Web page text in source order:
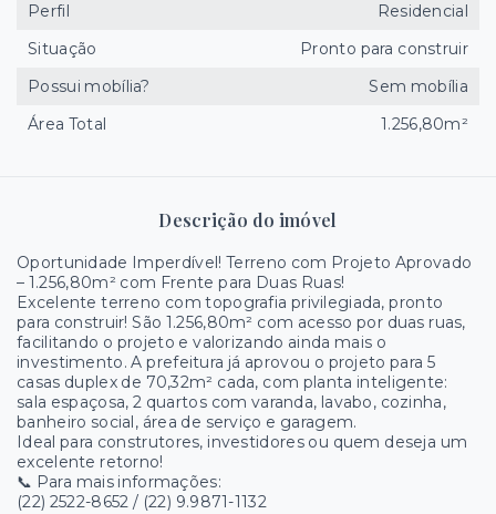
Descrição do imóvel
Oportunidade Imperdível! Terreno com Projeto Aprovado
– 1.256,80m² com Frente para Duas Ruas!
Excelente terreno com topografia privilegiada, pronto
para construir! São 1.256,80m² com acesso por duas ruas,
facilitando o projeto e valorizando ainda mais o
investimento. A prefeitura já aprovou o projeto para 5
casas duplex de 70,32m² cada, com planta inteligente:
sala espaçosa, 2 quartos com varanda, lavabo, cozinha,
banheiro social, área de serviço e garagem.
Ideal para construtores, investidores ou quem deseja um
excelente retorno!
📞 Para mais informações:
(22) 2522-8652 / (22) 9.9871-1132
Perfil
Residencial
Situação
Pronto para construir
Possui mobília?
Sem mobília
Área Total
1.256,80m²